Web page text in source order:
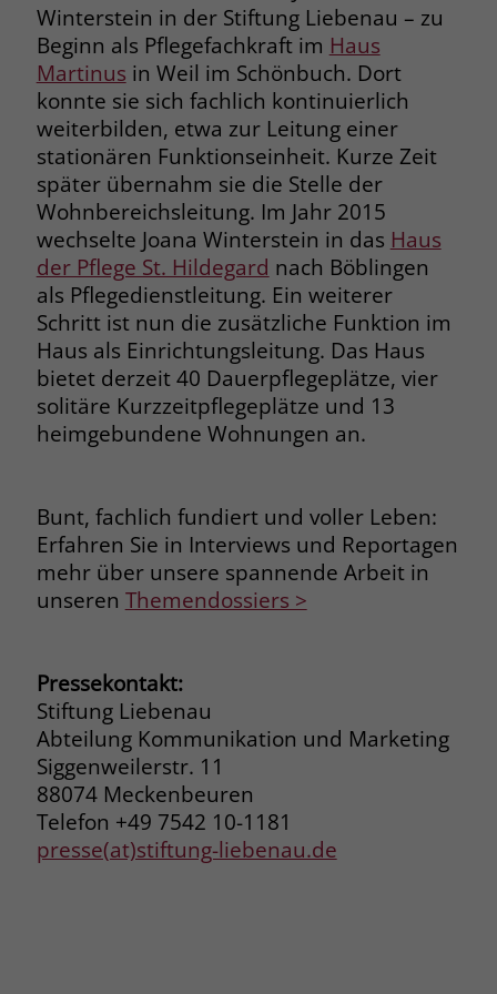
Winterstein in der Stiftung Liebenau – zu
Beginn als Pflegefachkraft im Haus
Martinus in Weil im Schönbuch. Dort
konnte sie sich fachlich kontinuierlich
weiterbilden, etwa zur Leitung einer
stationären Funktionseinheit. Kurze Zeit
später übernahm sie die Stelle der
Wohnbereichsleitung. Im Jahr 2015
wechselte Joana Winterstein in das Haus
der Pflege St. Hildegard nach Böblingen
als Pflegedienstleitung. Ein weiterer
Schritt ist nun die zusätzliche Funktion im
Haus als Einrichtungsleitung. Das Haus
bietet derzeit 40 Dauerpflegeplätze, vier
solitäre Kurzzeitpflegeplätze und 13
heimgebundene Wohnungen an.
Bunt, fachlich fundiert und voller Leben:
Erfahren Sie in Interviews und Reportagen
mehr über unsere spannende Arbeit in
unseren Themendossiers >
Pressekontakt:
Stiftung Liebenau
Abteilung Kommunikation und Marketing
Siggenweilerstr. 11
88074 Meckenbeuren
Telefon +49 7542 10-1181
presse(at)stiftung-liebenau.de
Name PHPSESSID
Anbieter stiftung-liebenau.de
Laufzeit Session
Zweck
Behält die Zustände des Benutzers bei
allen Seitenanfragen bei.
Name cookie_optin
Anbieter www.stiftung-liebenau.de
Laufzeit 1 Monat
Zweck
Behält die Zustimmung des Benutzers
Name __cf_bm
Anbieter .fonts.net
Zweck
This cookie, set by Cloudflare, is used to
Name JSessionID
Anbieter jobs.stiftung-liebenau.de
Laufzeit Session
Zweck
Browsers und die Einstellungen
exklusiv für diese Website zu speichern.
Dadurch wird gewährleistet, dass
Aktionen, die bei späteren Besuchen
derselben Website durchgeführt
werden, mit derselben
Benutzerkennung verknüpft werden.
Name _clsk
Anbieter www.clarity.ms
Laufzeit 1 Jahr
Zweck
Microsoft Clarity setzt dieses Cookie,
um die Seitenaufrufe eines Benutzers
zu speichern und in einer einzigen
Sitzungsaufzeichnung
Name _gcl_au
Anbieter Google Ads
Zweck Enthält eine zufallsgenerierte User-ID.
Name _gcl_aw
Anbieter Google Ads
Laufzeit 90 Tage